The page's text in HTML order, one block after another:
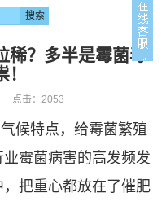
v
i
g
a
n
稀？多半是霉菌毒
点击： 2053
候特点，给霉菌繁殖
霉菌病害的高发频发
把重心都放在了催肥